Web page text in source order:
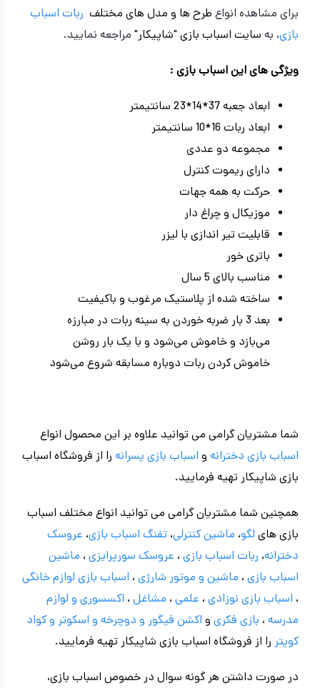
برای مشاهده انواع طرح ها و مدل های مختلف ربات اسباب
بازی، به سایت اسباب بازی "شاپیکار" مراجعه نمایید.
ویژگی های این اسباب بازی :
ابعاد جعبه 37*14*23 سانتیمتر
ابعاد ربات 16*10 سانتیمتر
مجموعه دو عددی
دارای ریموت کنترل
حرکت به همه جهات
موزیکال و چراغ دار
قابلیت تیر اندازی با لیزر
باتری خور
مناسب بالای 5 سال
ساخته شده از پلاستیک مرغوب و باکیفیت
بعد 3 بار ضربه خوردن به سینه ربات در مبارزه
می‌بازد و خاموش می‌شود و با یک بار روشن
خاموش کردن ربات دوباره مسابقه شروع می‌شود
شما مشتریان گرامی می توانید علاوه بر این محصول انواع
اسباب بازی دخترانه و اسباب بازی پسرانه را از فروشگاه اسباب
بازی شاپیکار تهیه فرمایید.
همچنین شما مشتریان گرامی می توانید انواع مختلف اسباب
بازی های لگو، ماشین کنترلی، تفنگ اسباب بازی، عروسک
دخترانه، ربات اسباب بازی ، عروسک سورپرایزی ، ماشین
اسباب بازی ، ماشین و موتور شارژی ، اسباب بازی لوازم خانگی
، اسباب بازی نوزادی ، علمی ، مشاغل ، اکسسوری و لوازم
مدرسه ، بازی فکری و اکشن فیگور و دوچرخه و اسکوتر و کواد
کوپتر را از فروشگاه اسباب بازی شاپیکار تهیه فرمایید.
در صورت داشتن هر گونه سوال در خصوص اسباب بازی،